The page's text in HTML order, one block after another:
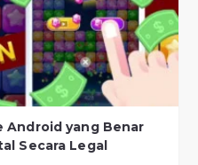
Android yang Benar
Secara Legal